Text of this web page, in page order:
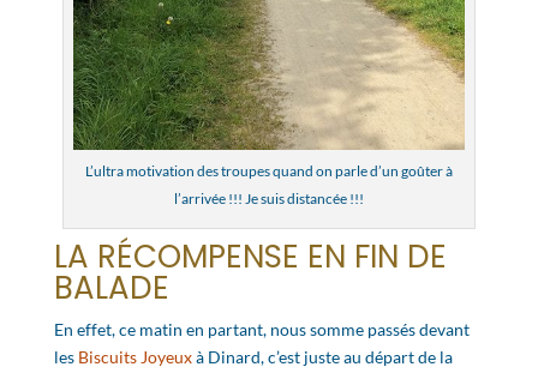
L’ultra motivation des troupes quand on parle d’un goûter à
l’arrivée !!! Je suis distancée !!!
LA RÉCOMPENSE EN FIN DE
BALADE
En effet, ce matin en partant, nous somme passés devant
les Biscuits Joyeuxà Dinard, c’est juste au départ de la